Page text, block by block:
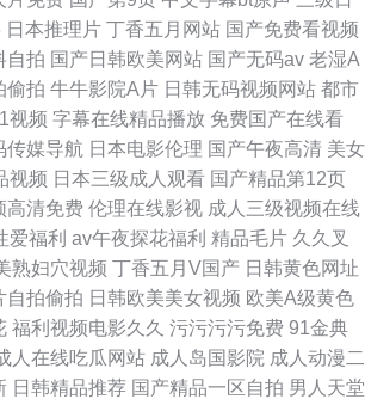
日本推理片 丁香五月网站 国产免费看视频
自拍 国产日韩欧美网站 国产无码av 老湿A
偷拍 牛牛影院A片 日韩无码视频网站 都市
视频 字幕在线精品播放 免费国产在线看
传媒导航 日本电影伦理 国产午夜高清 美女
视频 日本三级成人观看 国产精品第12页
高清免费 伦理在线影视 成人三级视频在线
爱福利 av午夜探花福利 精品毛片 久久叉
熟妇穴视频 丁香五月V国产 日韩黄色网址
自拍偷拍 日韩欧美美女视频 欧美A级黄色
福利视频电影久久 污污污污免费 91金典
人在线吃瓜网站 成人岛国影院 成人动漫二
日韩精品推荐 国产精品一区自拍 男人天堂